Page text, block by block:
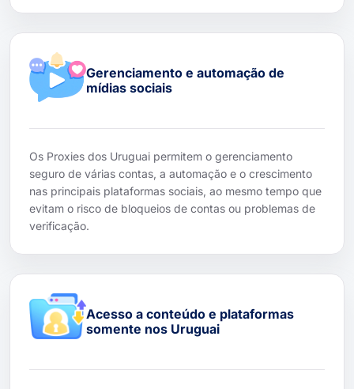
Gerenciamento e automação de
mídias sociais
Os Proxies dos Uruguai permitem o gerenciamento
seguro de várias contas, a automação e o crescimento
nas principais plataformas sociais, ao mesmo tempo que
evitam o risco de bloqueios de contas ou problemas de
verificação.
Acesso a conteúdo e plataformas
somente nos Uruguai